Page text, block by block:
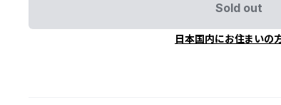
Sold out
日本国内にお住まいの